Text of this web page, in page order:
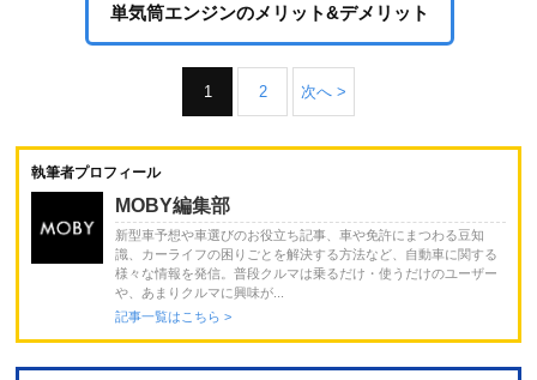
単気筒エンジンのメリット&デメリット
1 2 次へ >
執筆者プロフィール
MOBY編集部
新型車予想や車選びのお役立ち記事、車や免許にまつわる豆知
識、カーライフの困りごとを解決する方法など、自動車に関する
様々な情報を発信。普段クルマは乗るだけ・使うだけのユーザー
や、あまりクルマに興味が...
記事一覧はこちら >